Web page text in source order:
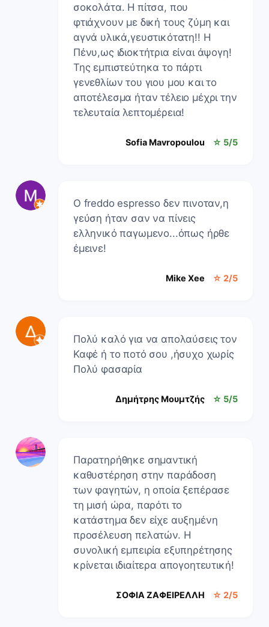
σοκολάτα. Η πίτσα, που
φτιάχνουν με δική τους ζύμη και
αγνά υλικά,γευστικότατη!! Η
Πένυ,ως ιδιοκτήτρια είναι άψογη!
Της εμπιστεύτηκα το πάρτι
γενεθλίων του γιου μου και το
αποτέλεσμα ήταν τέλειο μέχρι την
τελευταία λεπτομέρεια!
Sofia Mavropoulou ☆ 5/5
Ο freddo espresso δεν πινοταν,η
γεύση ήταν σαν να πίνεις
ελληνικό παγωμενο...όπως ήρθε
έμεινε!
Mike Xee ☆ 2/5
Πολύ καλό για να απολαύσεις τον
Καφέ ή το ποτό σου ,ήσυχο χωρίς
Πολύ φασαρία
Δημήτρης Μουμτζής ☆ 5/5
Παρατηρήθηκε σημαντική
καθυστέρηση στην παράδοση
των φαγητών, η οποία ξεπέρασε
τη μισή ώρα, παρότι το
κατάστημα δεν είχε αυξημένη
προσέλευση πελατών. Η
συνολική εμπειρία εξυπηρέτησης
κρίνεται ιδιαίτερα απογοητευτική!
ΣΟΦΙΑ ΖΑΦΕΙΡΕΛΛΗ ☆ 2/5